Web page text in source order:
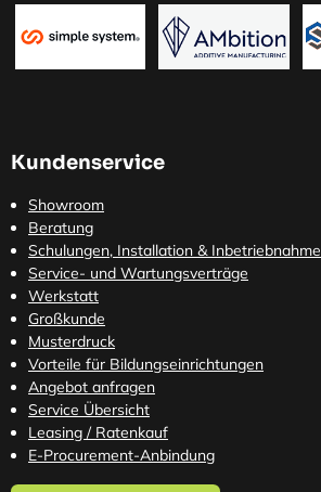
Kundenservice
Showroom
Beratung
Schulungen, Installation & Inbetriebnahme
Service- und Wartungsverträge
Werkstatt
Großkunde
Musterdruck
Vorteile für Bildungseinrichtungen
Angebot anfragen
Service Übersicht
Leasing / Ratenkauf
E-Procurement-Anbindung